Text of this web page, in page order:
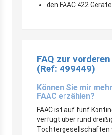
den FAAC 422
FAQ zur
(Ref: 499449)
Können Sie mir
FAAC erzählen?
FAAC ist auf fünf
verfügt über rund
Tochtergesellschaften